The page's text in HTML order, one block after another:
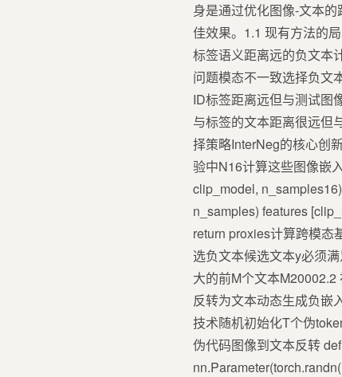
身是通过优化图像-文本
佳效果。1.1 现有方法的
标签语义距离远的负文本
问题模态不一致选择负文
ID标签距离远但与测试图
与标签的文本距离很远但
择策略InterNeg的核心创
验中N16计算这些图像嵌
clip_model,
n_samples) features
return proxies计算跨模态
选负文本候选文本y必须
大的前M个文本
反转为文本动态生成负嵌
技术随机初始化T个伪
伪代码图像到文本反转